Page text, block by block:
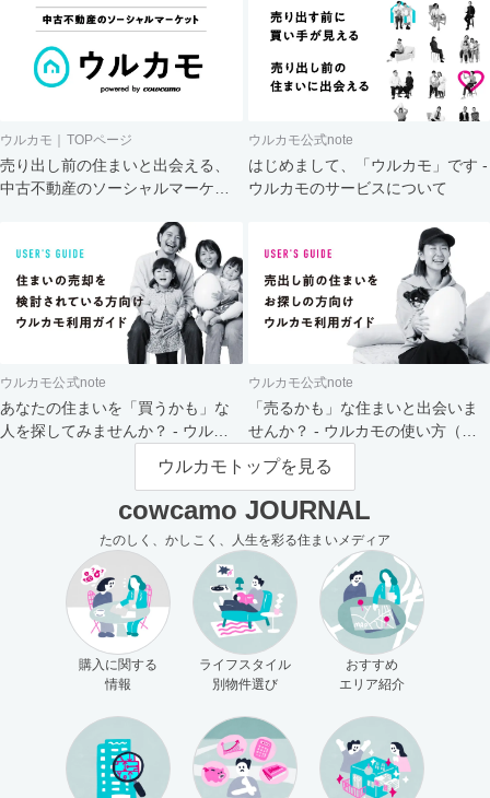
ウルカモ｜TOPページ
売り出し前の住まいと出会える、
中古不動産のソーシャルマーケッ
ウルカモ公式note
はじめまして、「ウルカモ」です -
ウルカモのサービスについて
ウルカモ公式note
あなたの住まいを「買うかも」な
人を探してみませんか？ - ウルカ
ウルカモ公式note
「売るかも」な住まいと出会いま
せんか？ - ウルカモの使い方（買
主さま向け）
ウルカモトップを見る
cowcamo JOURNAL
たのしく、かしこく、人生を彩る住まいメディア
購入に関する
情報
ライフスタイル
別物件選び
おすすめ
エリア紹介